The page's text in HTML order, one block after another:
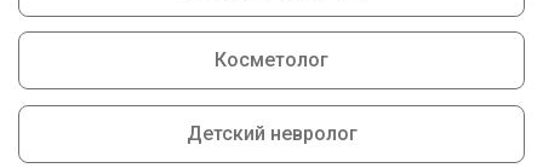
Косметолог
Детский невролог